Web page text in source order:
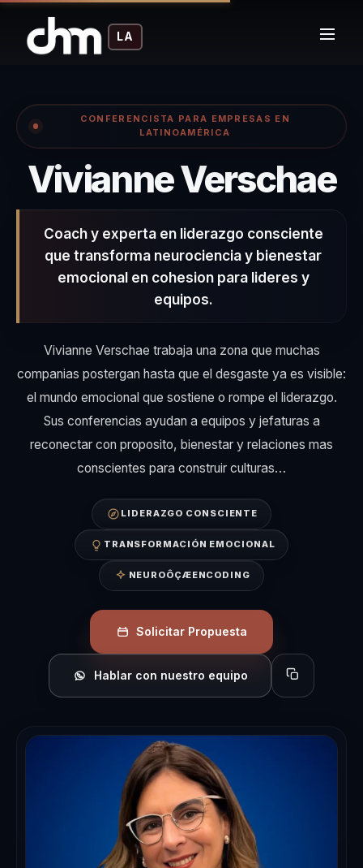
LA
CONFERENCISTA PARA EMPRESAS EN
LATINOAMÉRICA
Vivianne Verschae
Coach y experta en liderazgo consciente
que transforma neurociencia y bienestar
emocional en cohesion para lideres y
equipos.
Vivianne Verschae trabaja una zona que muchas
companias postergan hasta que el desgaste ya es visible:
el mundo emocional que sostiene o rompe el liderazgo.
Sus conferencias ayudan a equipos y jefaturas a
reconectar con proposito, bienestar y relaciones mas
conscientes para construir culturas…
LIDERAZGO CONSCIENTE
TRANSFORMACIÓN EMOCIONAL
NEUROÔÇÆENCODING
Solicitar Propuesta
Hablar con nuestro equipo Copiar perfil